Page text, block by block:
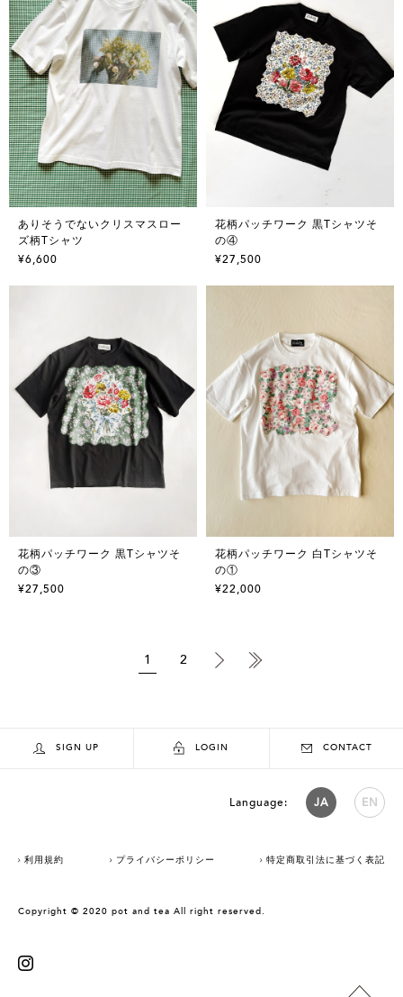
ありそうでないクリスマスロー
ズ柄Tシャツ
¥6,600
花柄パッチワーク 黒Tシャツそ
の④
¥27,500
花柄パッチワーク 黒Tシャツそ
の③
¥27,500
花柄パッチワーク 白Tシャツそ
の①
¥22,000
1 2
SIGN UP LOGIN CONTACT
Language: JA EN
利用規約 プライバシーポリシー 特定商取引法に基づく表記
Copyright © 2020 pot and tea All right reserved.